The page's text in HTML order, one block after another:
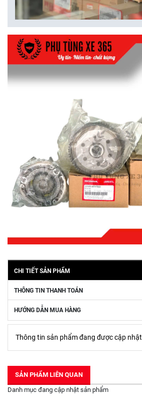
CHI TIẾT SẢN PHẨM
THÔNG TIN THANH TOÁN
HƯỚNG DẪN MUA HÀNG
Thông tin sản phẩm đang được cập nhật
SẢN PHẨM LIÊN QUAN
Danh mục đang cập nhật sản phẩm